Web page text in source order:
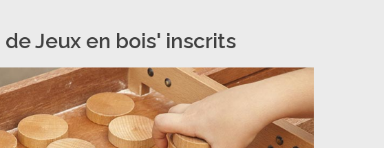
Jeux en bois' inscrits